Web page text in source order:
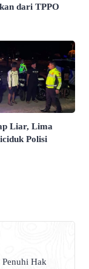
dari TPPO
Liar, Lima
Polisi
Hak